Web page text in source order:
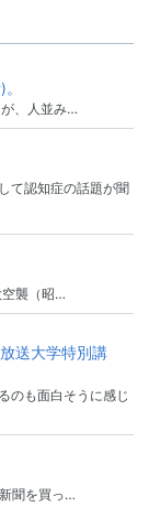
、人並み…
て認知症の話題が聞
空襲（昭…
送大学特別講
のも面白そうに感じ
聞を買っ…